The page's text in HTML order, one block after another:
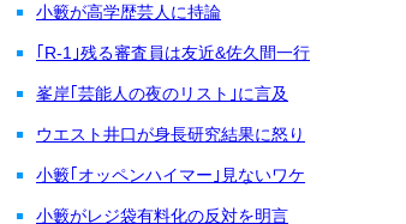
小籔が高学歴芸人に持論
｢R-1｣残る審査員は友近&佐久間一行
峯岸｢芸能人の夜のリスト｣に言及
ウエスト井口が身長研究結果に怒り
小籔｢オッペンハイマー｣見ないワケ
小籔がレジ袋有料化の反対を明言